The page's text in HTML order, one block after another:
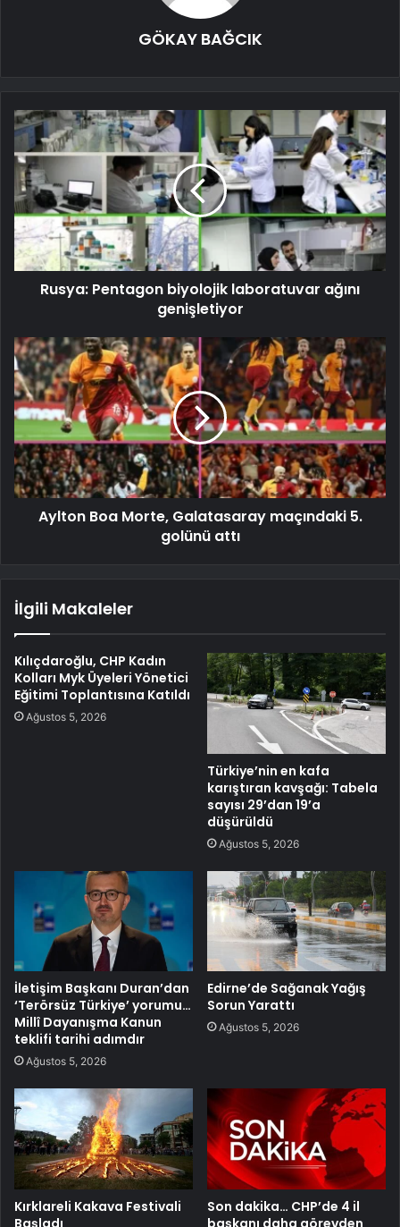
GÖKAY BAĞCIK
Rusya: Pentagon biyolojik laboratuvar ağını
genişletiyor
Aylton Boa Morte, Galatasaray maçındaki 5.
golünü attı
İlgili Makaleler
Kılıçdaroğlu, CHP Kadın
Kolları Myk Üyeleri Yönetici
Eğitimi Toplantısına Katıldı
Ağustos 5, 2026
Türkiye’nin en kafa
karıştıran kavşağı: Tabela
sayısı 29’dan 19’a
düşürüldü
Ağustos 5, 2026
İletişim Başkanı Duran’dan
‘Terörsüz Türkiye’ yorumu…
Millî Dayanışma Kanun
teklifi tarihi adımdır
Ağustos 5, 2026
Edirne’de Sağanak Yağış
Sorun Yarattı
Ağustos 5, 2026
Kırklareli Kakava Festivali
Son dakika… CHP’de 4 il